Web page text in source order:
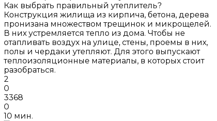
Как выбрать правильный утеплитель?
Конструкция жилища из кирпича, бетона, дерева
пронизана множеством трещинок и микрощелей.
В них устремляется тепло из дома. Чтобы не
отапливать воздух на улице, стены, проемы в них,
полы и чердаки утепляют. Для этого выпускают
теплоизоляционные материалы, в которых стоит
разобраться.
2
0
3368
0
10 мин.